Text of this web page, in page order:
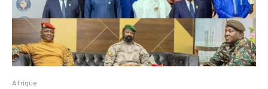
Afrique